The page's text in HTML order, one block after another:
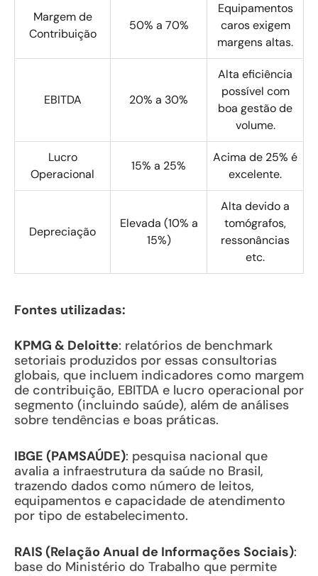
Margem de
Contribuição
50% a 70%
Equipamentos
caros exigem
margens altas.
EBITDA 20% a 30%
Alta eficiência
possível com
boa gestão de
volume.
Lucro
Operacional
15% a 25%
Acima de 25% é
excelente.
Depreciação
Elevada (10% a
15%)
Alta devido a
tomógrafos,
ressonâncias
etc.
Fontes utilizadas:
KPMG & Deloitte: relatórios de benchmark
setoriais produzidos por essas consultorias
globais, que incluem indicadores como margem
de contribuição, EBITDA e lucro operacional por
segmento (incluindo saúde), além de análises
sobre tendências e boas práticas.
IBGE (PAMSAÚDE): pesquisa nacional que
avalia a infraestrutura da saúde no Brasil,
trazendo dados como número de leitos,
equipamentos e capacidade de atendimento
por tipo de estabelecimento.
RAIS (Relação Anual de Informações Sociais):
base do Ministério do Trabalho que permite